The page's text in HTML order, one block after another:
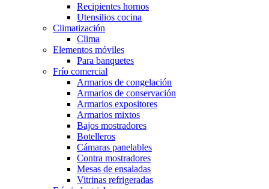
Recipientes hornos
Utensilios cocina
Climatización
Clima
Elementos móviles
Para banquetes
Frío comercial
Armarios de congelación
Armarios de conservación
Armarios expositores
Armarios mixtos
Bajos mostradores
Botelleros
Cámaras panelables
Contra mostradores
Mesas de ensaladas
Vitrinas refrigeradas